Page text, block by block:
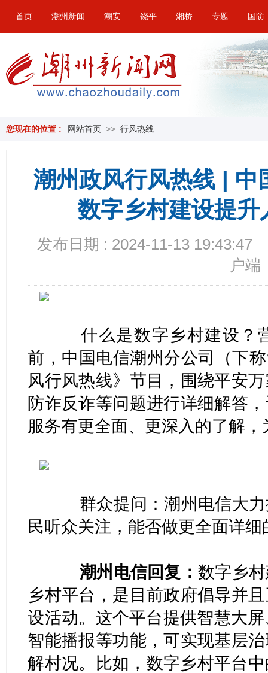
首页 潮州新闻 潮安 饶平 湘桥 专题 国防
您现在的位置 : 网站首页 >> 行风热线
潮州政风行风热线 | 中
数字乡村建设提
发布日期 : 2024-11-13 19:43:47
户端
什么是数字乡村建设？
前，中国电信潮州分公司（下
风行风热线》节目，围绕平安
防诈反诈等问题进行详细解答
服务有更全面、更深入的了解
群众提问：潮州电信大力
民听众关注，能否做更全面详细
潮州电信回复：数字乡
乡村平台，是目前政府倡导并
设活动。这个平台提供智慧大
智能播报等功能，可实现基层
解村况。比如，数字乡村平台